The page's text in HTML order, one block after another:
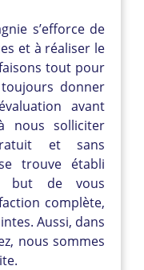
s’efforce de
et à réaliser le
tout pour
donner
avant
nous solliciter
et sans
trouve établi
but de vous
complète,
Aussi, dans
nous sommes